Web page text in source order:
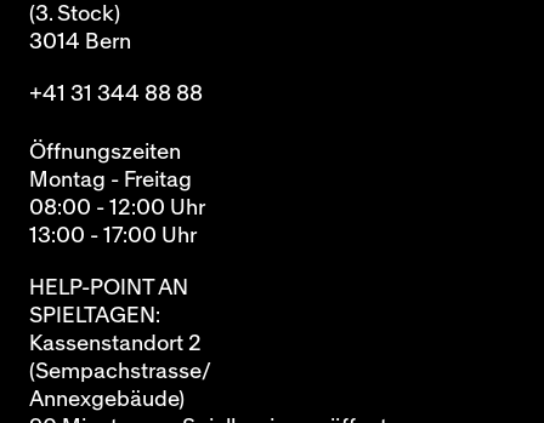
(3. Stock)
3014 Bern
+41 31 344 88 88
Öffnungszeiten
Montag - Freitag
08:00 - 12:00 Uhr
13:00 - 17:00 Uhr
HELP-POINT AN
SPIELTAGEN:
Kassenstandort 2
(Sempachstrasse/
Annexgebäude)